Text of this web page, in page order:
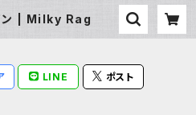
ン | Milky Rag
LINE ポスト